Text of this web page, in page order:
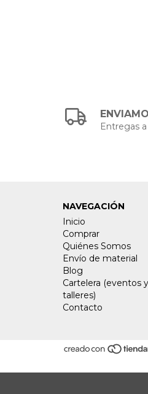
Entregas
NAVEGACIÓN
Inicio
Comprar
Quiénes Somos
Envío de material
Blog
Cartelera (eventos y
talleres)
Contacto